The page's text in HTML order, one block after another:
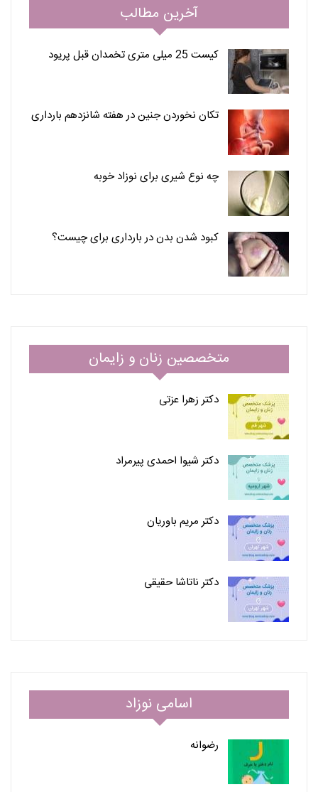
آخرین مطالب
کیست 25 میلی متری تخمدان قبل پریود
تکان نخوردن جنین در هفته شانزدهم بارداری
چه نوع شیری برای نوزاد خوبه
کبود شدن بدن در بارداری برای چیست؟
متخصصین زنان و زایمان
دکتر زهرا عزتی
دکتر شیوا احمدی پیرمراد
دکتر مریم باوریان
دکتر ناتاشا حقیقی
اسامی نوزاد
رضوانه